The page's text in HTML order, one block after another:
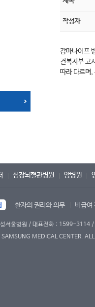
작성자
감마나이프
건복지부 고
따라 다르며
심장뇌혈관병원 암병원
환자의 권리와 의무 비급여
성서울병원 / 대표전화 : 1599-
MEDICAL CENTER. ALL